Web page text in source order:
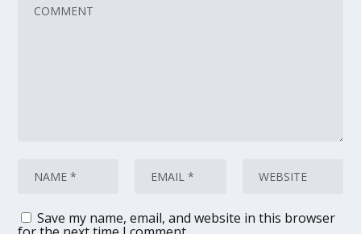
Save my name, email, and website in this browser